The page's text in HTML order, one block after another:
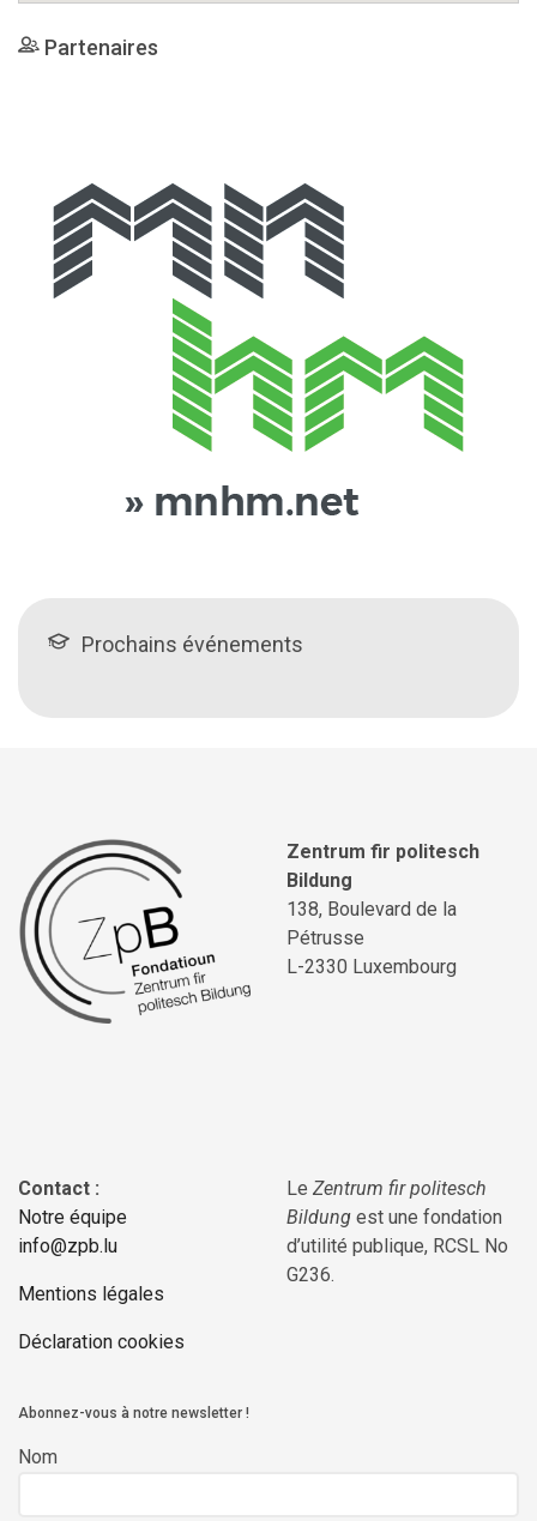
Partenaires
Prochains événements
Zentrum fir politesch
Bildung
138, Boulevard de la
Pétrusse
L-2330 Luxembourg
Contact :
Notre équipe
info@zpb.lu
Mentions légales
Déclaration cookies
Le Zentrum fir politesch
Bildung est une fondation
d’utilité publique, RCSL No
G236.
Abonnez-vous à notre newsletter !
Nom